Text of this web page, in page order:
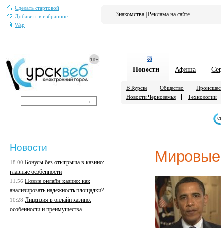
Сделать стартовой
Добавить в избранное
Wap
Знакомства Реклама на сайте
Новости Афиша
В Курске Общество
Новости Черноземья
Технологии
Мировые
Новости
18:00 Бонусы без отыгрыша в казино:
главные особенности
11:56 Новые онлайн-казино: как
анализировать надежность площадки?
10:28 Лицензия в онлайн казино:
особенности и преимущества